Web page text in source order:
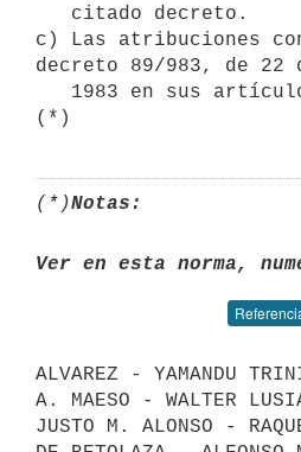
c) Las atribuciones
decreto 89/983, de 22
(*)Notas:
Ver en esta norma,
ALVAREZ - YAMANDU
A. MAESO - WALTER
JUSTO M. ALONSO -